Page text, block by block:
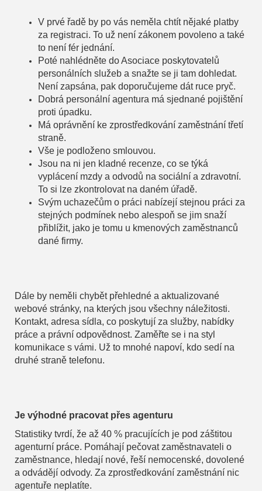
V prvé řadě by po vás neměla chtít nějaké platby
za registraci. To už není zákonem povoleno a také
to není fér jednání.
Poté nahlédněte do Asociace poskytovatelů
personálních služeb a snažte se ji tam dohledat.
Není zapsána, pak doporučujeme dát ruce pryč.
Dobrá personální agentura má sjednané pojištění
proti úpadku.
Má oprávnění ke zprostředkování zaměstnání třetí
straně.
Vše je podloženo smlouvou.
Jsou na ni jen kladné recenze, co se týká
vyplácení mzdy a odvodů na sociální a zdravotní.
To si lze zkontrolovat na daném úřadě.
Svým uchazečům o práci nabízejí stejnou práci za
stejných podmínek nebo alespoň se jim snaží
přiblížit, jako je tomu u kmenových zaměstnanců
dané firmy.
Dále by neměli chybět přehledné a aktualizované
webové stránky, na kterých jsou všechny náležitosti.
Kontakt, adresa sídla, co poskytují za služby, nabídky
práce a právní odpovědnost. Zaměřte se i na styl
komunikace s vámi. Už to mnohé napoví, kdo sedí na
druhé straně telefonu.
Je výhodné pracovat přes agenturu
Statistiky tvrdí, že až 40 % pracujících je pod záštitou
agenturní práce. Pomáhají pečovat zaměstnavateli o
zaměstnance, hledají nové, řeší nemocenské, dovolené
a odvádějí odvody. Za zprostředkování zaměstnání nic
agentuře neplatíte.